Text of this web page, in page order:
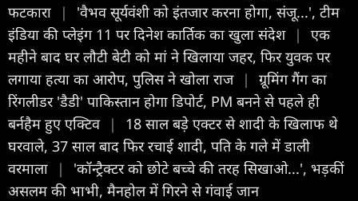
फटकारा
|
'वैभव सूर्यवंशी को इंतजार करना होगा, संजू...', टीम
इंड‍िया की प्लेइंग 11 पर द‍िनेश कार्त‍िक का खुला संदेश |
एक
महीने बाद घर लौटी बेटी को मां ने खिलाया जहर, फिर युवक पर
लगाया हत्या का आरोप, पुलिस ने खोला राज |
ग्रूमिंग गैंग का
रिंगलीडर 'डैडी' पाकिस्तान होगा डिपोर्ट, PM बनने से पहले ही
बर्नहैम हुए एक्टिव |
18 साल बड़े एक्टर से शादी के खिलाफ थे
घरवाले, 37 साल बाद फिर रचाई शादी, पति के गले में डाली
वरमाला
|
'कॉन्ट्रैक्टर को छोटे बच्चे की तरह सिखाओ...', भड़कीं
असलम की भाभी, मैनहोल में गिरने से गंवाई जान